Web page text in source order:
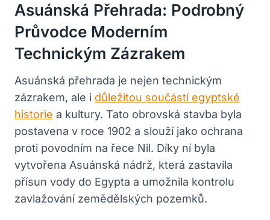
Asuánská Přehrada: Podrobný
Průvodce Moderním
Technickým Zázrakem
Asuánská přehrada je nejen technickým
zázrakem, ale i důležitou součástí egyptské
historie a kultury. Tato obrovská stavba byla
postavena v roce 1902 a slouží jako ochrana
proti povodním na řece Nil. Díky ní byla
vytvořena Asuánská nádrž, která zastavila
přísun vody do Egypta a umožnila kontrolu
zavlažování zemědělských pozemků.